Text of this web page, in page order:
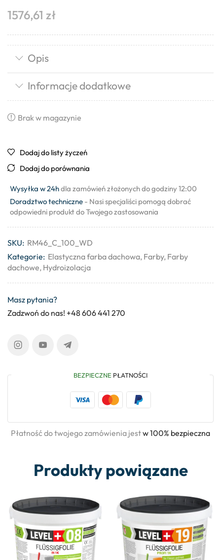
1576,61 zł
Opis
Informacje dodatkowe
Brak w magazynie
Dodaj do listy życzeń
Dodaj do porównania
Wysyłka w 24hdla zamówień złożonych do godziny 12:00
Doradztwo techniczne - Nasi specjaliści pomogą dobrać
odpowiedni produkt do Twojego zastosowania
SKU: RM46_C_100_WD
Kategorie: Elastyczna farba dachowa, Farby, Farby
dachowe, Hydroizolacja
Masz pytania?
Zadzwoń do nas! +48 606 441 270
BEZPIECZNE PŁATNOŚCI
Płatność do twojego zamówienia jestw 100% bezpieczna
Produkty powiązane